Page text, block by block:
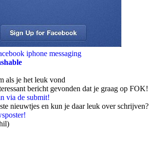
iphone messaging
als je het leuk vond
bericht gevonden dat je graag op FOK!
via de submit!
nieuwtjes en kun je daar leuk over schrijven?